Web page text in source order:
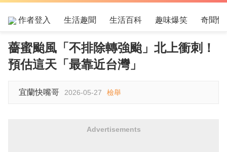
作者登入 生活趣聞 生活百科 趣味爆笑 奇聞怪
薔蜜颱風「不排除轉強颱」北上衝刺！
預估這天「最靠近台灣」
宜蘭快嘴哥 2026-05-27 檢舉
Advertisements